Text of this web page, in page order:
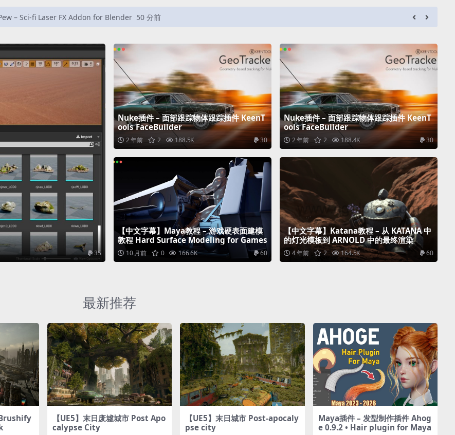
Water Drops 1 小时前
35
Nuke插件 – 面部跟踪物体跟踪插件 KeenT
ools FaceBuilder
2 年前 2 188.5K 30
Nuke插件 – 面部跟踪物体跟踪插件 KeenT
ools FaceBuilder
2 年前 2 188.4K 30
【中文字幕】Maya教程 – 游戏硬表面建模
教程 Hard Surface Modeling for Games
10 月前 0 166.6K 60
【中文字幕】Katana教程 – 从 KATANA 中
的灯光模板到 ARNOLD 中的最终渲染
4 年前 2 164.5K 60
最新推荐
Brushify
【UE5】末日废墟城市 Post Apo
calypse City
【UE5】末日城市 Post-apocaly
pse city
Maya插件 – 发型制作插件 Ahog
e 0.9.2 • Hair plugin for Maya